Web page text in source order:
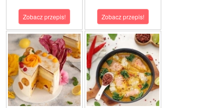
Zobacz przepis! Zobacz przepis!